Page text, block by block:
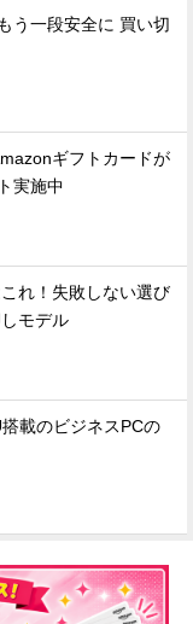
う一段安全に 買い切
ギフトカードが
実施中
れ！失敗しない選び
モデル
載のビジネスPCの